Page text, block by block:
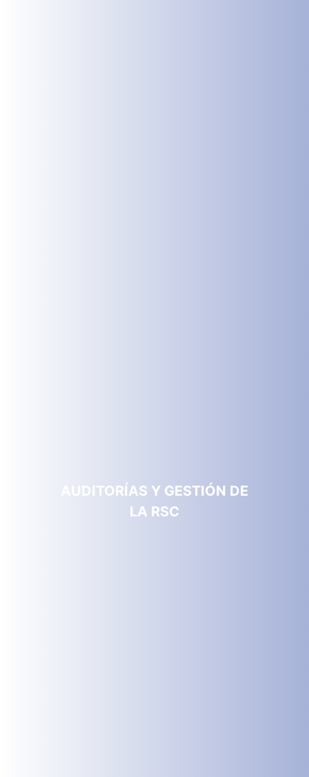
AUDITORÍAS Y GESTIÓN DE
LA RSC